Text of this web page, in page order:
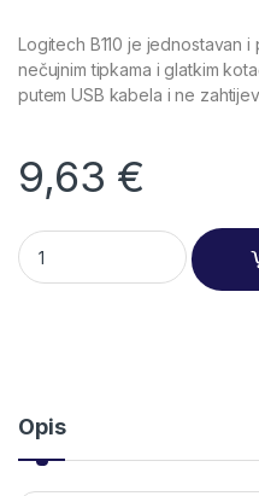
Logitech B110 je jednostavan
nečujnim tipkama i glatkim
putem USB kabela i ne
9,63 €
MS LOG B110 Silent Black
Opis